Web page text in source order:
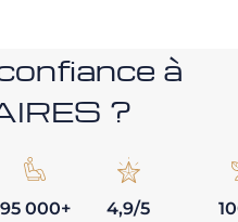
à
?
95 000+ 4,9/5